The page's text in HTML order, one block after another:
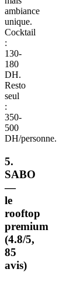
ambiance
unique.
Cocktail
:
130-
180
DH.
Resto
seul
:
350-
500
DH/personne.
5.
SABO
—
le
rooftop
premium
(4.8/5,
85
avis)